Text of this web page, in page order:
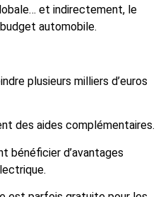
et indirectement, le
automobile.
plusieurs milliers d’euros
des aides complémentaires.
bénéficier d’avantages